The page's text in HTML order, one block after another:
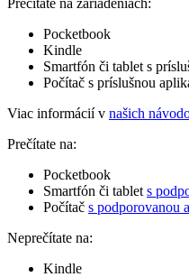
Prečítate na zariadeniach:
Pocketbook
Kindle
Smartfón či tablet s
Počítač s príslušnou
Viac informácií v našich
Prečítate na:
Pocketbook
Smartfón či tablet s
Počítač s podporovanou
Neprečítate na:
Kindle